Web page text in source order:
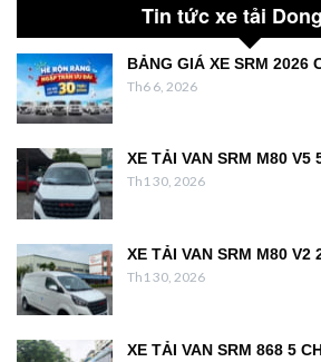
Tin tức xe tải
BẢNG GIÁ XE SRM 2026
Th6 6, 2026
XE TẢI VAN SRM M80 V5
Th1 30, 2026
XE TẢI VAN SRM M80 V2
Th1 30, 2026
XE TẢI VAN SRM 868 5